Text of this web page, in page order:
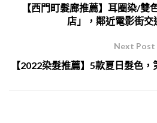
【西門町髮廊推薦】耳圈染/雙
店」，鄰近電影街交
Next Post
【2022染髮推薦】5款夏日髮色